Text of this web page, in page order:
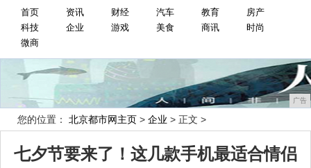
首页 资讯 财经 汽车 教育
房产
科技
企业 游戏 美食 商讯
时尚
微商
广告
您的位置： 北京都市网主页 > 企业 > 正文 >
七夕节要来了！这几款手机最适合情侣